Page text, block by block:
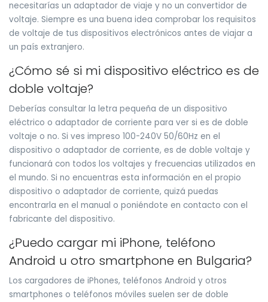
necesitarías un adaptador de viaje y no un convertidor de
voltaje. Siempre es una buena idea comprobar los requisitos
de voltaje de tus dispositivos electrónicos antes de viajar a
un país extranjero.
¿Cómo sé si mi dispositivo eléctrico es de
doble voltaje?
Deberías consultar la letra pequeña de un dispositivo
eléctrico o adaptador de corriente para ver si es de doble
voltaje o no. Si ves impreso 100-240V 50/60Hz en el
dispositivo o adaptador de corriente, es de doble voltaje y
funcionará con todos los voltajes y frecuencias utilizados en
el mundo. Si no encuentras esta información en el propio
dispositivo o adaptador de corriente, quizá puedas
encontrarla en el manual o poniéndote en contacto con el
fabricante del dispositivo.
¿Puedo cargar mi iPhone, teléfono
Android u otro smartphone en Bulgaria?
Los cargadores de iPhones, teléfonos Android y otros
smartphones o teléfonos móviles suelen ser de doble